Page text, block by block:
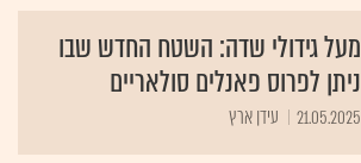
מעל גידולי שדה: השטח החדש שבו
ניתן לפרוס פאנלים סולאריים
21.05.2025 עידן ארץ